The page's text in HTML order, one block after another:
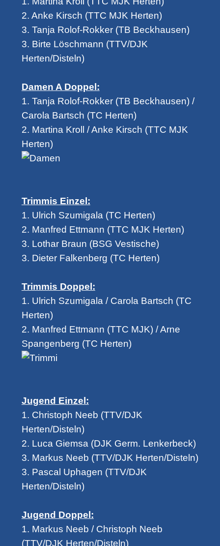
2. Anke Kirsch (TTC MJK Herten)
3. Tanja Rolof-Rokker (TB Beckhausen)
3. Birte Löschmann (TTV/DJK
Herten/Disteln)
Damen A Doppel:
1. Tanja Rolof-Rokker (TB Beckhausen) /
Carola Bartsch (TC Herten)
2. Martina Kroll / Anke Kirsch (TTC MJK
Herten)
Trimmis Einzel:
1. Ulrich Szumigala (TC Herten)
2. Manfred Ettmann (TTC MJK Herten)
3. Lothar Braun (BSG Vestische)
3. Dieter Falkenberg (TC Herten)
Trimmis Doppel:
1. Ulrich Szumigala / Carola Bartsch (TC
Herten)
2. Manfred Ettmann (TTC MJK) / Arne
Spangenberg (TC Herten)
Jugend Einzel:
1. Christoph Neeb (TTV/DJK
Herten/Disteln)
2. Luca Giemsa (DJK Germ. Lenkerbeck)
3. Markus Neeb (TTV/DJK Herten/Disteln)
3. Pascal Uphagen (TTV/DJK
Herten/Disteln)
Jugend Doppel:
1. Markus Neeb / Christoph Neeb
(TTV/DJK Herten/Disteln)